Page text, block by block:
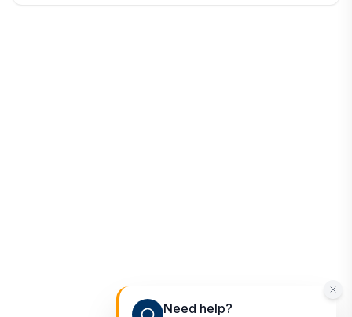
Need help?